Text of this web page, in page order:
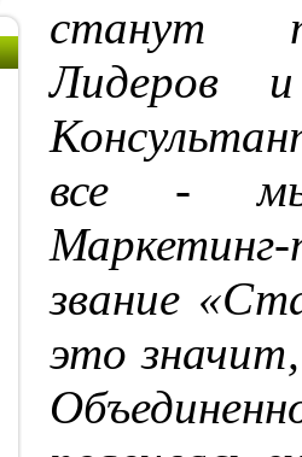
станут
Лидеров и
все -
звание
это